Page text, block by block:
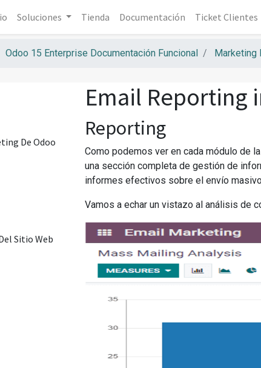
Soluciones Tienda Documentación Ticket Clientes
Odoo 15 Enterprise Documentación Funcional Marketing
De Odoo
Sitio Web
Email Reporting
Reporting
Como podemos ver en cada módulo de
una sección completa de gestión de
informes efectivos sobre el envío
Vamos a echar un vistazo al análisis de